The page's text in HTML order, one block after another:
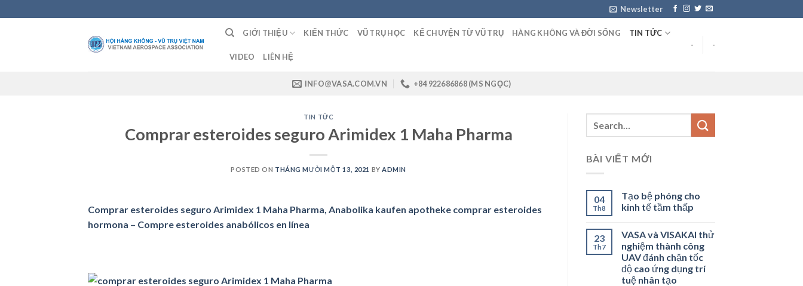
to
Newsletter
GIỚI THIỆU KIẾN THỨC VŨ TRỤ HỌC KỂ CHUYỆN TỪ VŨ TRỤ HÀNG KHÔNG VÀ ĐỜI SỐNG TIN TỨC
VIDEO LIÊN HỆ
- -
INFO@VASA.COM.VN +84 922686868 (MS NGỌC)
TIN TỨC
Comprar esteroides seguro Arimidex 1 Maha Pharma
POSTED ON THÁNG MƯỜI MỘT 13, 2021 BY ADMIN
Comprar esteroides seguro Arimidex 1 Maha Pharma, Anabolika kaufen apotheke comprar esteroides
hormona – Compre esteroides anabólicos en línea
BÀI VIẾT MỚI
04
Th8
Tạo bệ phóng cho
kinh tế tầm thấp
23
Th7
VASA và VISAKAI thử
nghiệm thành công
UAV đánh chặn tốc
độ cao ứng dụng trí
tuệ nhân tạo